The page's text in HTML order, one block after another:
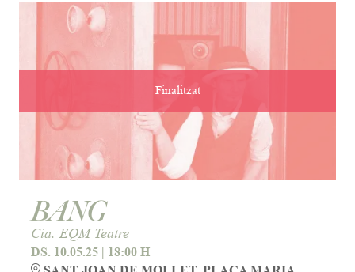
Finalitzat
BANG
Cia. EQM Teatre
DS. 10.05.25 | 18:00 H